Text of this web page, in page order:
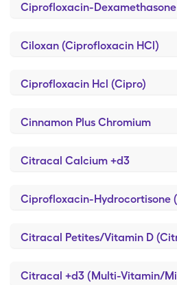
Ciprofloxacin-Dexamethasone
Ciloxan (Ciprofloxacin HCl)
Ciprofloxacin Hcl (Cipro)
Cinnamon Plus Chromium
Citracal Calcium +d3
Ciprofloxacin-Hydrocortisone
Citracal +d3 (Multi-Vitamin/